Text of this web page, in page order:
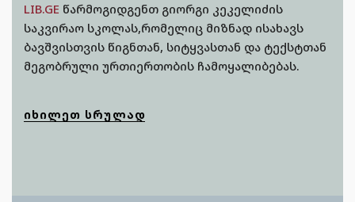
LIB.GE წარმოგიდგენთ გიორგი კეკელიძის
საკვირაო სკოლას,რომელიც მიზნად ისახავს
ბავშვისთვის წიგნთან, სიტყვასთან და ტექსტთან
მეგობრული ურთიერთობის ჩამოყალიბებას.
ᲘᲮᲘᲚᲔᲗ ᲡᲠᲣᲚᲐᲓ